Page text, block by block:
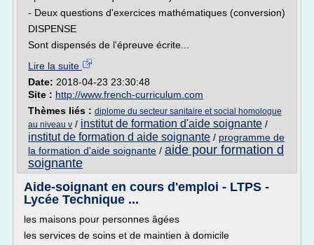
- Deux questions d'exercices mathématiques (conversion)
DISPENSE
Sont dispensés de l'épreuve écrite...
Lire la suite
Date: 2018-04-23 23:30:48
Site : http://www.french-curriculum.com
Thèmes liés : diplome du secteur sanitaire et social homologue
au niveau v / institut de formation d'aide soignante /
institut de formation d aide soignante / programme de
la formation d'aide soignante / aide pour formation d
soignante
Aide-soignant en cours d'emploi - LTPS -
Lycée Technique ...
les maisons pour personnes âgées
les services de soins et de maintien à domicile